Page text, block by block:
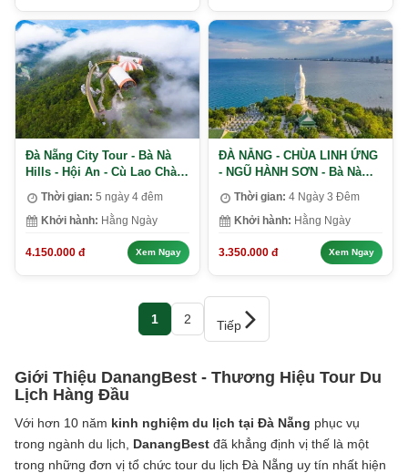
Đà Nẵng City Tour - Bà Nà
Hills - Hội An - Cù Lao Chàm
Thời gian: 5 ngày 4 đêm
Khởi hành: Hằng Ngày
4.150.000 đ Xem Ngay
ĐÀ NẴNG - CHÙA LINH ỨNG
- NGŨ HÀNH SƠN - Bà Nà
Hills - Hội An - Huế
Thời gian: 4 Ngày 3 Đêm
Khởi hành: Hằng Ngày
3.350.000 đ Xem Ngay
1 2 Tiếp
Giới Thiệu DanangBest - Thương Hiệu Tour Du
Lịch Hàng Đầu
Với hơn 10 năm kinh nghiệm du lịch tại Đà Nẵng phục vụ
trong ngành du lịch, DanangBest đã khẳng định vị thế là một
trong những đơn vị tổ chức tour du lịch Đà Nẵng uy tín nhất hiện